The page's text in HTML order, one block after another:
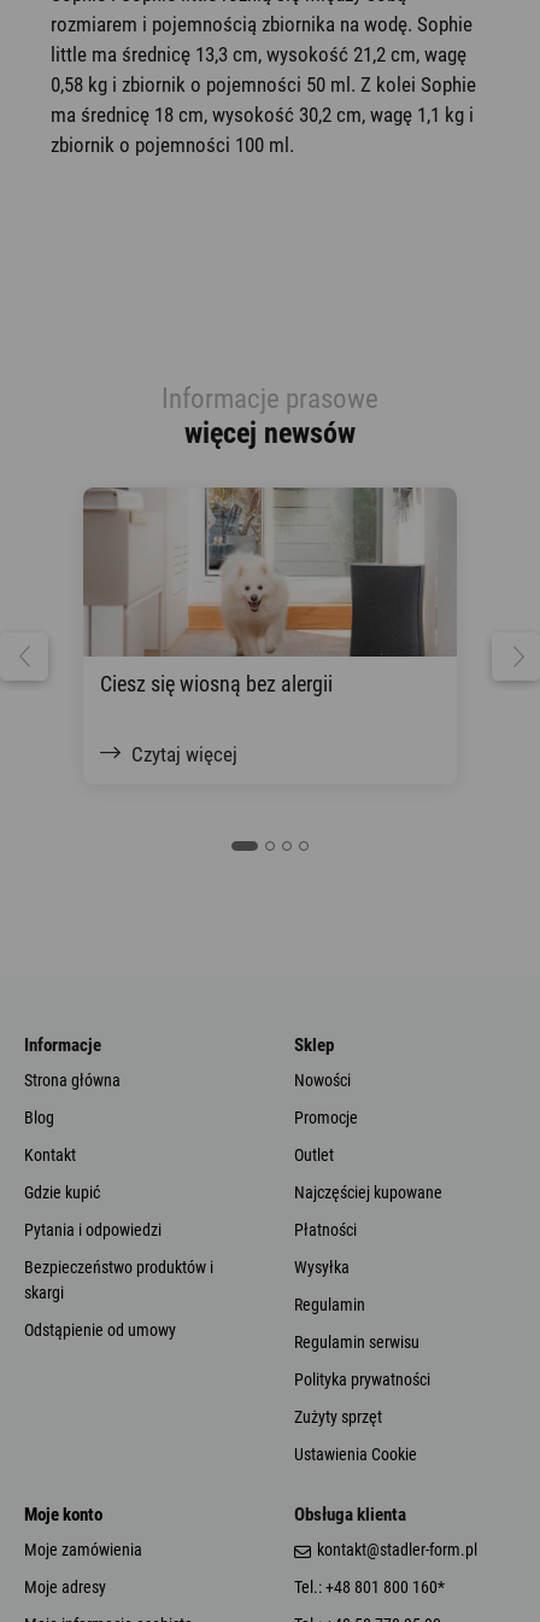
rozmiarem i pojemnością zbiornika na wodę. Sophie
little ma średnicę 13,3 cm, wysokość 21,2 cm, wagę
0,58 kg i zbiornik o pojemności 50 ml. Z kolei Sophie
ma średnicę 18 cm, wysokość 30,2 cm, wagę 1,1 kg i
zbiornik o pojemności 100 ml.
Informacje prasowe
więcej newsów
Ciesz się wiosną bez alergii
Czytaj więcej
Informacje
Strona główna
Blog
Kontakt
Gdzie kupić
Pytania i odpowiedzi
Bezpieczeństwo produktów i
skargi
Odstąpienie od umowy
Sklep
Nowości
Promocje
Outlet
Najczęściej kupowane
Płatności
Wysyłka
Regulamin
Regulamin serwisu
Polityka prywatności
Zużyty sprzęt
Ustawienia Cookie
Moje konto
Moje zamówienia
Moje adresy
Obsługa klienta
kontakt@stadler-form.pl
Tel.: +48 801 800 160*